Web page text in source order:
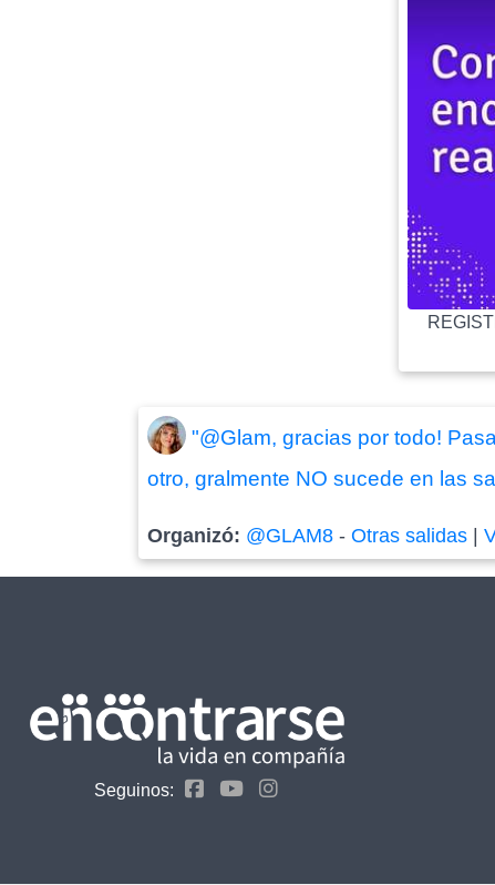
"@Glam, gracias por todo!
otro, gralmente NO sucede en las
Organizó: @GLAM8 -Otras salidas |
Seguinos: